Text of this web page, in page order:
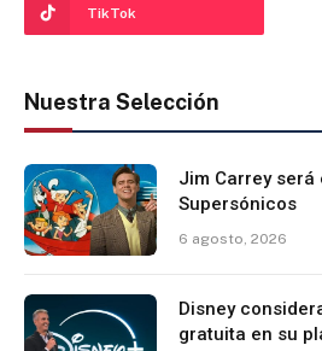
TikTok
Nuestra Selección
Jim Carrey
Supersónicos
6 agosto, 2026
Disney
gratuita en su